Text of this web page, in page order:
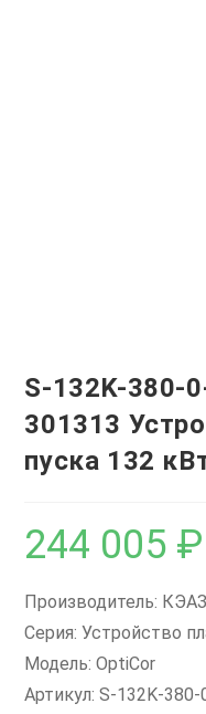
S-132K-380-
301313
пуска 132
244 005 ₽
Производитель: КЭАЗ
Серия: Устройство
Модель: OptiCor
Артикул: S-132K-380-